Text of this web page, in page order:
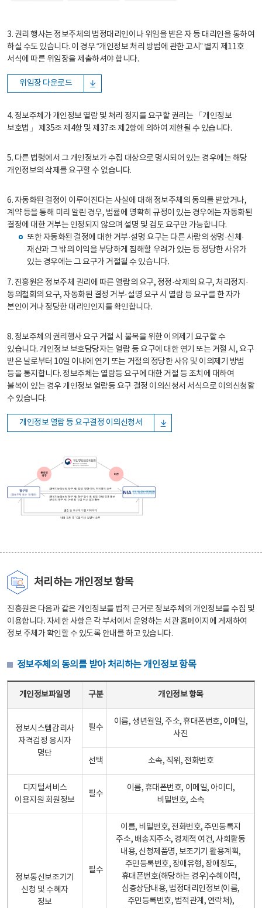
3. 권리 행사는 정보주체의 법정대리인이나 위임을 받은 자 등 대리인을 통하여
하실 수도 있습니다. 이 경우 “개인정보 처리 방법에 관한 고시” 별지 제11호
서식에 따른 위임장을 제출하셔야 합니다.
위임장 다운로드
4. 정보주체가 개인정보 열람 및 처리 정지를 요구할 권리는 「개인정보
보호법」 제35조 제4항 및 제37조 제2항에 의하여 제한될 수 있습니다.
5. 다른 법령에서 그 개인정보가 수집 대상으로 명시되어 있는 경우에는 해당
개인정보의 삭제를 요구할 수 없습니다.
6. 자동화된 결정이 이루어진다는 사실에 대해 정보주체의 동의를 받았거나,
계약 등을 통해 미리 알린 경우, 법률에 명확히 규정이 있는 경우에는 자동화된
결정에 대한 거부는 인정되지 않으며 설명 및 검토 요구만 가능합니다.
또한 자동화된 결정에 대한 거부·설명 요구는 다른 사람의 생명·신체·
재산과 그 밖의 이익을 부당하게 침해할 우려가 있는 등 정당한 사유가
있는 경우에는 그 요구가 거절될 수 있습니다.
7. 진흥원은 정보주체 권리에 따른 열람의 요구, 정정·삭제의 요구, 처리정지·
동의철회의 요구, 자동화된 결정 거부·설명 요구 시 열람 등 요구를 한 자가
본인이거나 정당한 대리인인지를 확인합니다.
8. 정보주체의 권리행사 요구 거절 시 불복을 위한 이의제기 요구할 수
있습니다. 개인정보 보호담당자는 열람 등 요구에 대한 연기 또는 거절 시, 요구
받은 날로부터 10일 이내에 연기 또는 거절의 정당한 사유 및 이의제기 방법
등을 통지합니다. 정보주체는 열람등 요구에 대한 거절 등 조치에 대하여
불복이 있는 경우 개인정보 열람등 요구 결정 이의신청서 서식으로 이의신청할
수 있습니다.
개인정보 열람 등 요구결정 이의신청서
처리하는 개인정보 항목
진흥원은 다음과 같은 개인정보를 법적 근거로 정보주체의 개인정보를 수집 및
이용합니다. 자세한 사항은 각 부서에서 운영하는 서관 홈페이지에 게재하여
정보 주체가 확인할 수 있도록 안내를 하고 있습니다.
정보주체의 동의를 받아 처리하는 개인정보 항목
개인정보파일명 구분 개인정보 항목
정보시스템감리사
자격검정 응시자
명단
필수
이름, 생년월일, 주소, 휴대폰번호, 이메일,
사진
선택 소속, 직위, 전화번호
디지털서비스
이용지원 회원정보
필수
이름, 휴대폰번호, 이메일, 아이디,
비밀번호, 소속
정보통신보조기기
신청 및 수혜자
정보
필수
이름, 비밀번호, 전화번호, 주민등록지
주소, 배송지주소, 경제적 여건, 사회활동
내용, 신청제품명, 보조기기 활용계획,
주민등록번호, 장애유형, 장애정도,
휴대폰번호(해당하는 경우)수혜이력,
심층상담내용, 법정대리인정보(이름,
주민등록번호, 법적관계, 연락처),